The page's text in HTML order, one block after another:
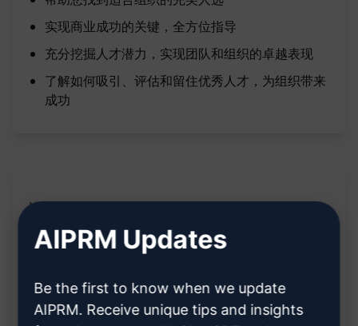
实现商业成功的关键，全方位指导
充分挖掘人才潜力，实现团队和组织的卓越表现
了解如何吸引、评估和留住优秀人才，为组织带来
成功
说明:
帮助您找到完美人选
发现如何为您的组织找到完美人选
AIPRM Updates
Be the first to know when we update
AIPRM. Receive unique tips and insights